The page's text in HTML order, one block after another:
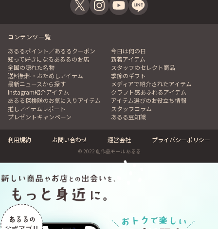
コンテンツ一覧
あるるポイント／あるるクーポン
今日は何の日
知って好きになるあるるのお店
新着アイテム
全国の隠れた名物
スタッフのセレクト商品
送料無料・おためしアイテム
季節のギフト
最新ニュースから探す
メディアで紹介されたアイテム
Instagram紹介アイテム
クラフト感あふれるアイテム
あるる探検隊のお気に入りアイテム
アイテム選びのお役立ち情報
推しアイテムレポート
スタッフコラム
プレゼントキャンペーン
あるる豆知識
利用規約 お問い合わせ 運営会社 プライバシーポリシー
© 2022 創作品モール あるる